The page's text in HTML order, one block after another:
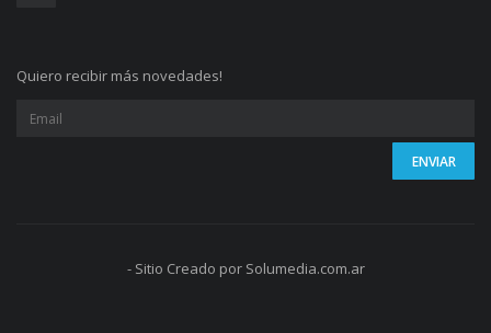
Quiero recibir más novedades!
- Sitio Creado por Solumedia.com.ar